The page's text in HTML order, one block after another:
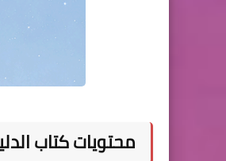
محتويات كتاب